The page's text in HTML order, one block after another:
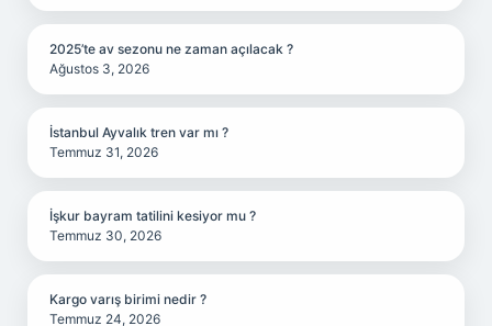
2025’te av sezonu ne zaman açılacak ?
Ağustos 3, 2026
İstanbul Ayvalık tren var mı ?
Temmuz 31, 2026
İşkur bayram tatilini kesiyor mu ?
Temmuz 30, 2026
Kargo varış birimi nedir ?
Temmuz 24, 2026